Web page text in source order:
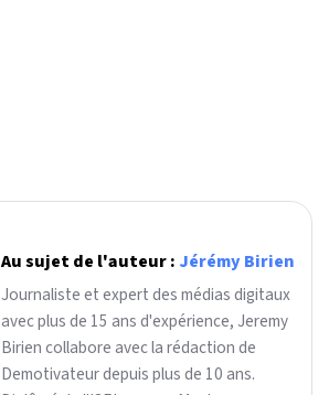
Au sujet de l'auteur : Jérémy Birien
Journaliste et expert des médias digitaux
avec plus de 15 ans d'expérience, Jeremy
Birien collabore avec la rédaction de
Demotivateur depuis plus de 10 ans.